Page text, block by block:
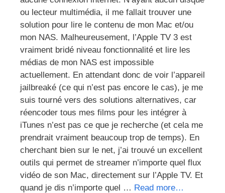
ou lecteur multimédia, il me fallait trouver une
solution pour lire le contenu de mon Mac et/ou
mon NAS. Malheureusement, l’Apple TV 3 est
vraiment bridé niveau fonctionnalité et lire les
médias de mon NAS est impossible
actuellement. En attendant donc de voir l’appareil
jailbreaké (ce qui n’est pas encore le cas), je me
suis tourné vers des solutions alternatives, car
réencoder tous mes films pour les intégrer à
iTunes n’est pas ce que je recherche (et cela me
prendrait vraiment beaucoup trop de temps). En
cherchant bien sur le net, j’ai trouvé un excellent
outils qui permet de streamer n’importe quel flux
vidéo de son Mac, directement sur l’Apple TV. Et
quand je dis n’importe quel … Read more…